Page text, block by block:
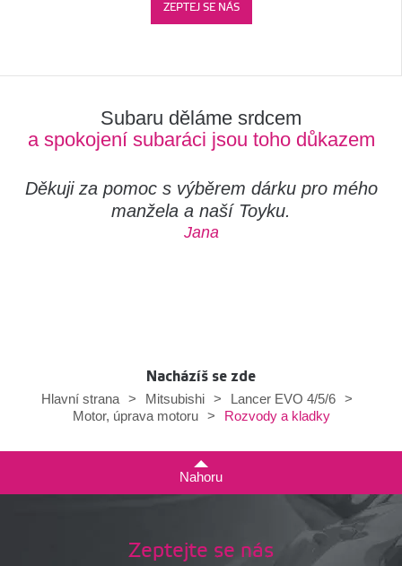
ZEPTEJ SE NÁS
Subaru děláme srdcem
a spokojení subaráci jsou toho důkazem
Děkuji za pomoc s výběrem dárku pro mého
manžela a naší Toyku.
Jana
Nacházíš se zde
Hlavní strana
> Mitsubishi > Lancer EVO 4/5/6
>
Motor, úprava motoru
> Rozvody a kladky
Nahoru
Zeptejte se nás